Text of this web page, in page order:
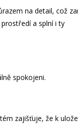
na detail, což
a splní i ty
spokojeni.
zajišťuje, že k